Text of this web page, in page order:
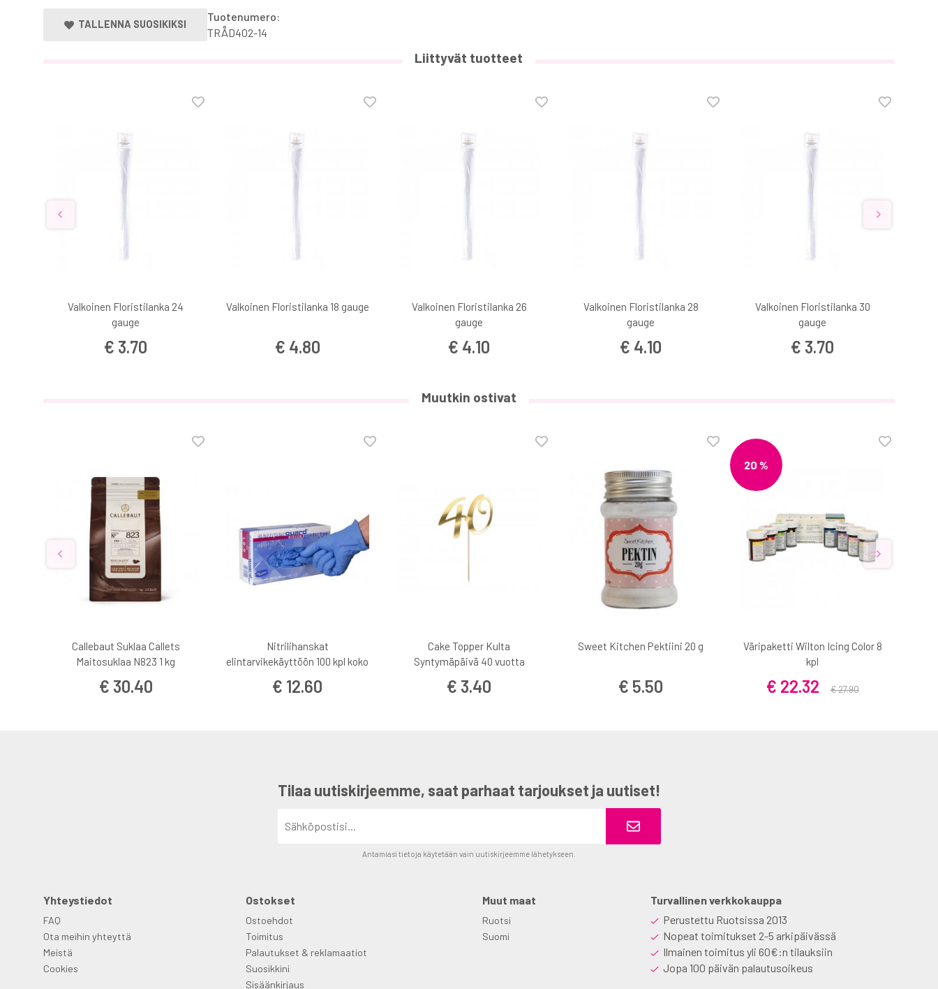
TALLENNA SUOSIKIKSI
Tuotenumero:
TRÅD402-14
Liittyvät tuotteet
Valkoinen Floristilanka 24
gauge
€ 3.70
Valkoinen Floristilanka 18 gauge
€ 4.80
Valkoinen Floristilanka 26
gauge
€ 4.10
Valkoinen Floristilanka 28
gauge
€ 4.10
Valkoinen Floristilanka 30
gauge
€ 3.70
Muutkin ostivat
Callebaut Suklaa Callets
Maitosuklaa N823 1 kg
€ 30.40
Nitrilihanskat
elintarvikekäyttöön 100 kpl koko
€ 12.60
Cake Topper Kulta
Syntymäpäivä 40 vuotta
€ 3.40
Sweet Kitchen Pektiini 20 g
€ 5.50
20 %
Väripaketti Wilton Icing Color 8
kpl
€ 22.32 € 27.90
Tilaa uutiskirjeemme, saat parhaat tarjoukset ja uutiset!
Antamiasi tietoja käytetään vain uutiskirjeemme lähetykseen.
Yhteystiedot
FAQ
Ota meihin yhteyttä
Meistä
Cookies
Ostokset
Ostoehdot
Toimitus
Palautukset & reklamaatiot
Suosikkini
Sisäänkirjaus
Muut maat
Ruotsi
Suomi
Turvallinen verkkokauppa
Perustettu Ruotsissa 2013
Nopeat toimitukset 2-5 arkipäivässä
Ilmainen toimitus yli 60€:n tilauksiin
Jopa 100 päivän palautusoikeus